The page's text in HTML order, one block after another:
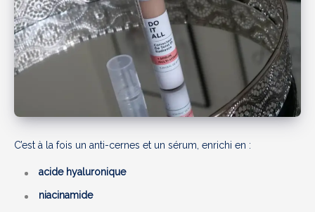
C’est à la fois un anti-cernes et un sérum, enrichi en :
acide hyaluronique
niacinamide